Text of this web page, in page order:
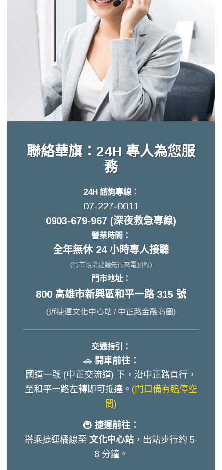
聯絡華旗：24H 專人為您服
務
24H 諮詢專線：
07-227-0011
0903-679-967 (深夜救急專線)
營業時間：
全年無休 24 小時專人接聽
(門市親洽建議先行來電預約)
門市地址：
800 高雄市新興區和平一路 315 號
(近捷運文化中心站 / 中正路金融商圈)
交通指引：
🚗 開車前往：
國道一號 (中正交流道) 下，沿中正路直行，
至和平一路左轉即可抵達。 (門口備有臨停空
間)
🚇 捷運前往：
搭乘捷運橘線至 文化中心站 ，出站步行約 5-
8 分鐘。